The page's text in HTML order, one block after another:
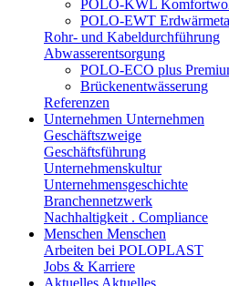
POLO-KWL
POLO-EWT
Rohr- und Kabeldurchführung
Abwasserentsorgung
POLO-ECO plus
Brückenentwässerung
Referenzen
Unternehmen Unternehmen
Geschäftszweige
Geschäftsführung
Unternehmenskultur
Unternehmensgeschichte
Branchennetzwerk
Nachhaltigkeit . Compliance
Menschen Menschen
Arbeiten bei POLOPLAST
Jobs & Karriere